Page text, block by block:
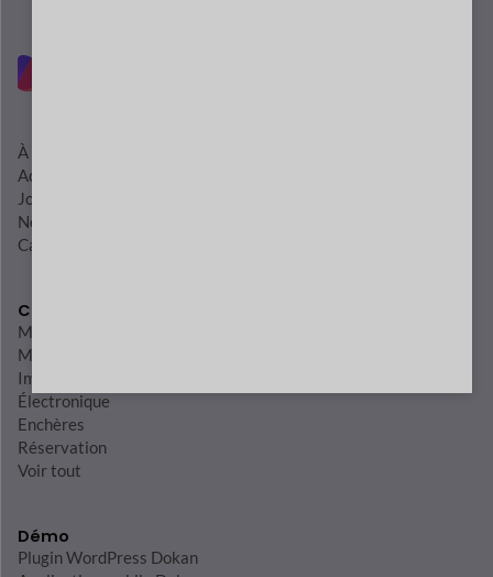
À propos de nous
Actifs de marque
Journal des modifications
Nous contacter
Carrière
Cas d'utilisation
Mode
Meubles
Impression à la demande
Électronique
Enchères
Réservation
Voir tout
Démo
Plugin WordPress Dokan